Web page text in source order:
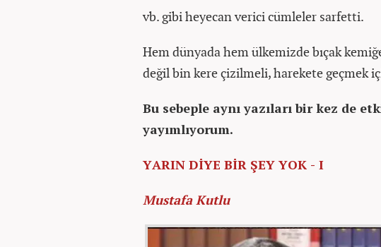
vb. gibi heyecan verici cümleler sarfetti.
Hem dünyada hem ülkemizde bıçak
değil bin kere çizilmeli, harekete geçmek
Bu sebeple aynı yazıları bir kez de
yayımlıyorum.
YARIN DİYE BİR ŞEY YOK - I
Mustafa Kutlu